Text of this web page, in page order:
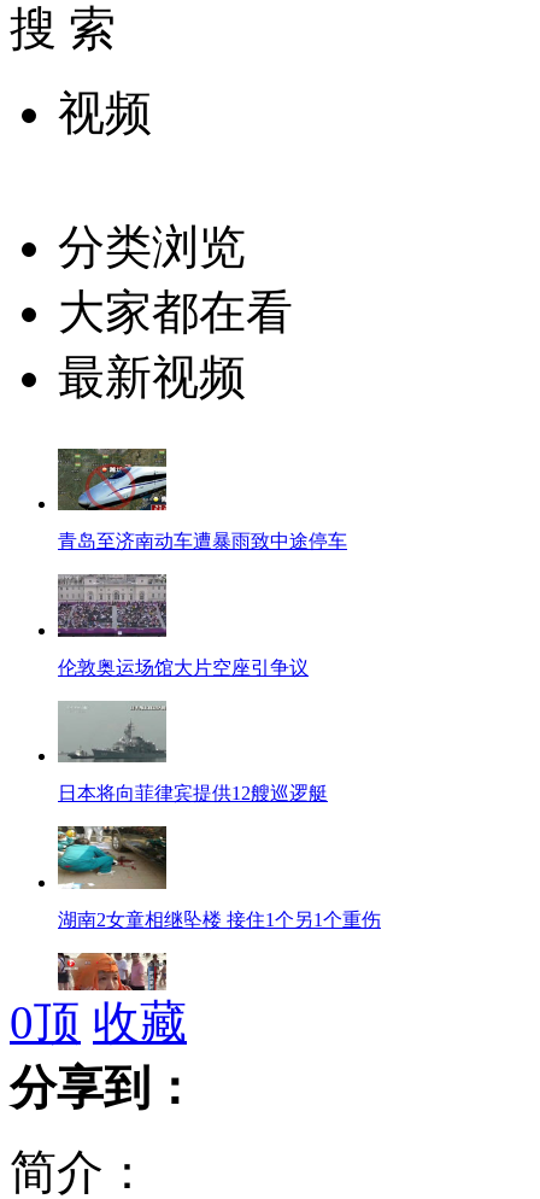
搜 索
视频
分类浏览
大家都在看
最新视频
青岛至济南动车遭暴雨致中途停车
伦敦奥运场馆大片空座引争议
日本将向菲律宾提供12艘巡逻艇
湖南2女童相继坠楼 接住1个另1个重伤
为防海蜇 群众戴头套游泳
大学新生志愿者带薪体验当城管
0顶 收藏
分享到：
简介：